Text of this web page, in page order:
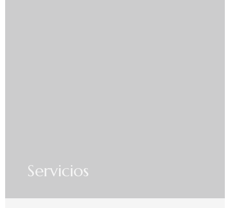
Servicios